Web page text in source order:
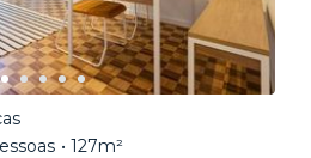
• 127m²